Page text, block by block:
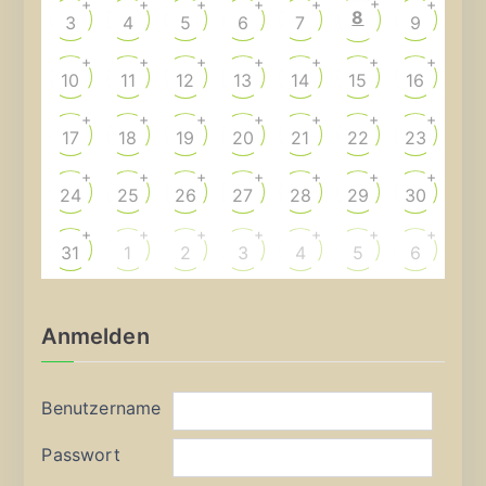
3
+
4
+
5
+
6
+
7
+
8 9
+
10
+
11
+
12
+
13
+
14
+
15
+
16
+
17
+
18
+
19
+
20
+
21
+
22
+
23
+
24
+
25
+
26
+
27
+
28
+
29
+
30
+
31
+
1
+
2
+
3
+
4
+
5
+
6
+
Anmelden
Benutzername
Passwort